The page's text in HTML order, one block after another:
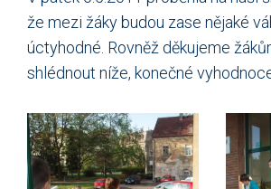
že mezi žáky budou zase nějaké
úctyhodné. Rovněž děkujeme
shlédnout níže, konečné